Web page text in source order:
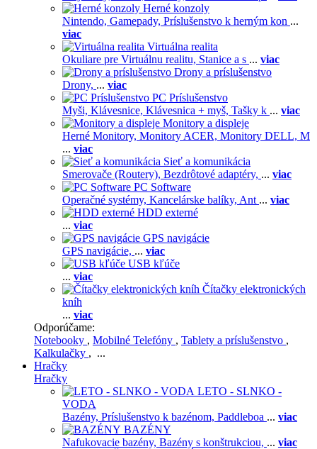
Herné konzoly
Nintendo, Gamepady, Príslušenstvo k herným kon ...
viac
Virtuálna realita
Okuliare pre Virtuálnu realitu, Stanice a s ... viac
Drony a príslušenstvo
Drony, ... viac
PC Príslušenstvo
Myši, Klávesnice, Klávesnica + myš, Tašky k ... viac
Monitory a displeje
Herné Monitory, Monitory ACER, Monitory DELL, M
... viac
Sieť a komunikácia
Smerovače (Routery), Bezdrôtové adaptéry, ... viac
PC Software
Operačné systémy, Kancelárske balíky, Ant ... viac
HDD externé
... viac
GPS navigácie
GPS navigácie, ... viac
USB kľúče
... viac
Čítačky elektronických
kníh
... viac
Odporúčame:
Notebooky , Mobilné Telefóny , Tablety a príslušenstvo ,
Kalkulačky , ...
Hračky
Hračky
LETO - SLNKO -
VODA
Bazény, Príslušenstvo k bazénom, Paddleboa ... viac
BAZÉNY
Nafukovacie bazény, Bazény s konštrukciou, ... viac